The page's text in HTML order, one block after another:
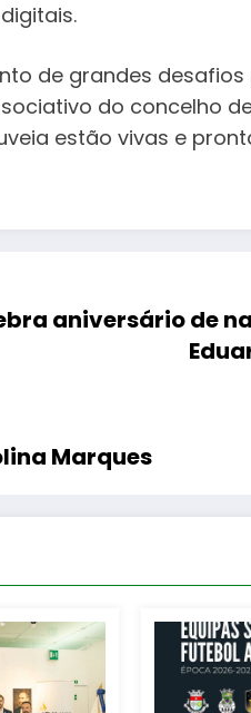
de grandes
do concelho
estão vivas e
aniversário de
Marques